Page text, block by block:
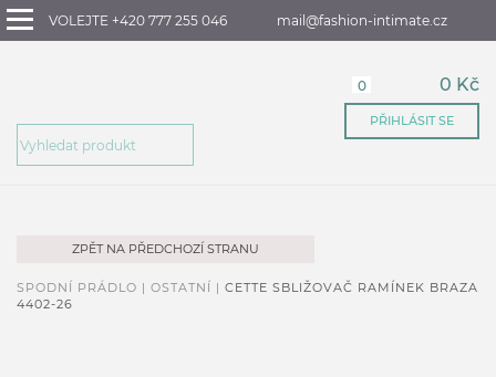
VOLEJTE +420 777 255 046 mail@fashion-intimate.cz
0 0 Kč
PŘIHLÁSIT SE
ZPĚT NA PŘEDCHOZÍ STRANU
SPODNÍ PRÁDLO | OSTATNÍ | CETTE SBLIŽOVAČ RAMÍNEK BRAZA
4402-26